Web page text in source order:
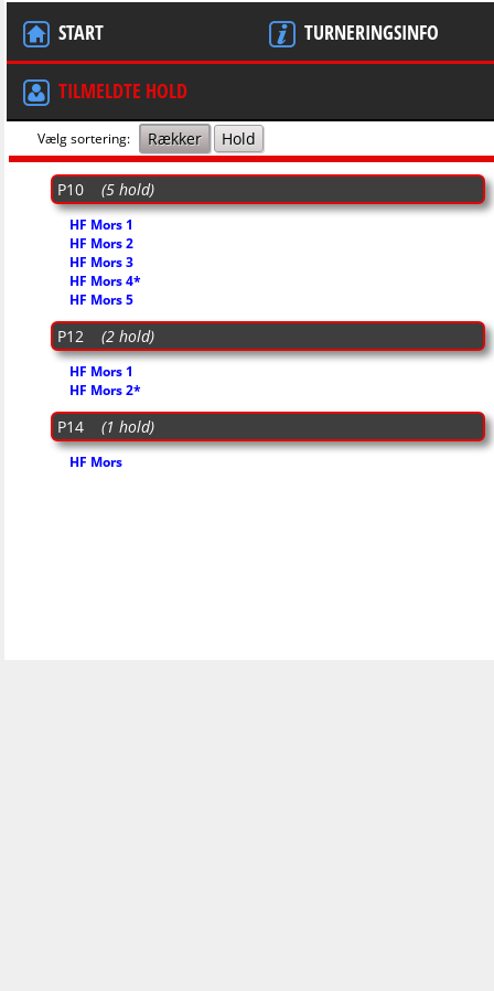
START TURNERINGSINFO
TILMELDTE HOLD
Vælg sortering: Rækker Hold
P10 (5 hold)
HF Mors 1
HF Mors 2
HF Mors 3
HF Mors 4*
HF Mors 5
P12 (2 hold)
HF Mors 1
HF Mors 2*
P14 (1 hold)
HF Mors